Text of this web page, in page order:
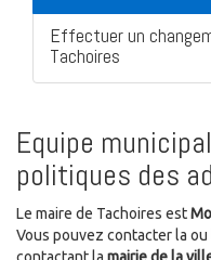
Effectuer un
Tachoires
Equipe
politiques des
Le maire de Tachoires est
Vous pouvez contacter la
contactant la mairie de la